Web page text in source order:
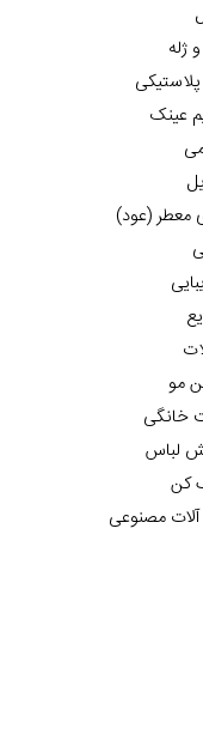
ژله
عینک
(عود)
مو
خانگی
لباس
کن
مصنوعی